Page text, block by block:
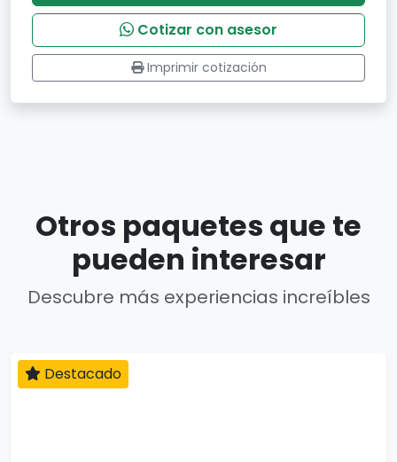
Cotizar con asesor
Imprimir cotización
Otros paquetes que te
pueden interesar
Descubre más experiencias increíbles
Destacado